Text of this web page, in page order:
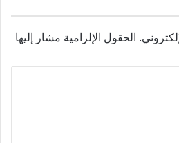
الحقول الإلزامية مشار إليها